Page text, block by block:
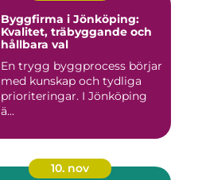
Byggfirma i Jönköping:
Kvalitet, träbyggande och
hållbara val
En trygg byggprocess börjar
med kunskap och tydliga
prioriteringar. I Jönköping
ä...
10. nov